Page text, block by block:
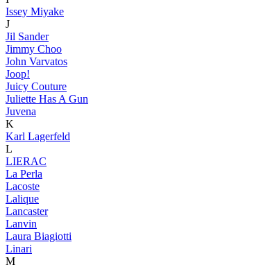
Issey Miyake
J
Jil Sander
Jimmy Choo
John Varvatos
Joop!
Juicy Couture
Juliette Has A Gun
Juvena
K
Karl Lagerfeld
L
LIERAC
La Perla
Lacoste
Lalique
Lancaster
Lanvin
Laura Biagiotti
Linari
M